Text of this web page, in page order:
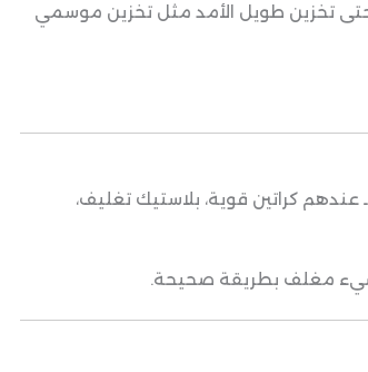
حتى تخزين طويل الأمد مثل تخزين موسمي
كراتين قوية، بلاستيك تغليف،
شيء مغلف بطريقة صحيحة.